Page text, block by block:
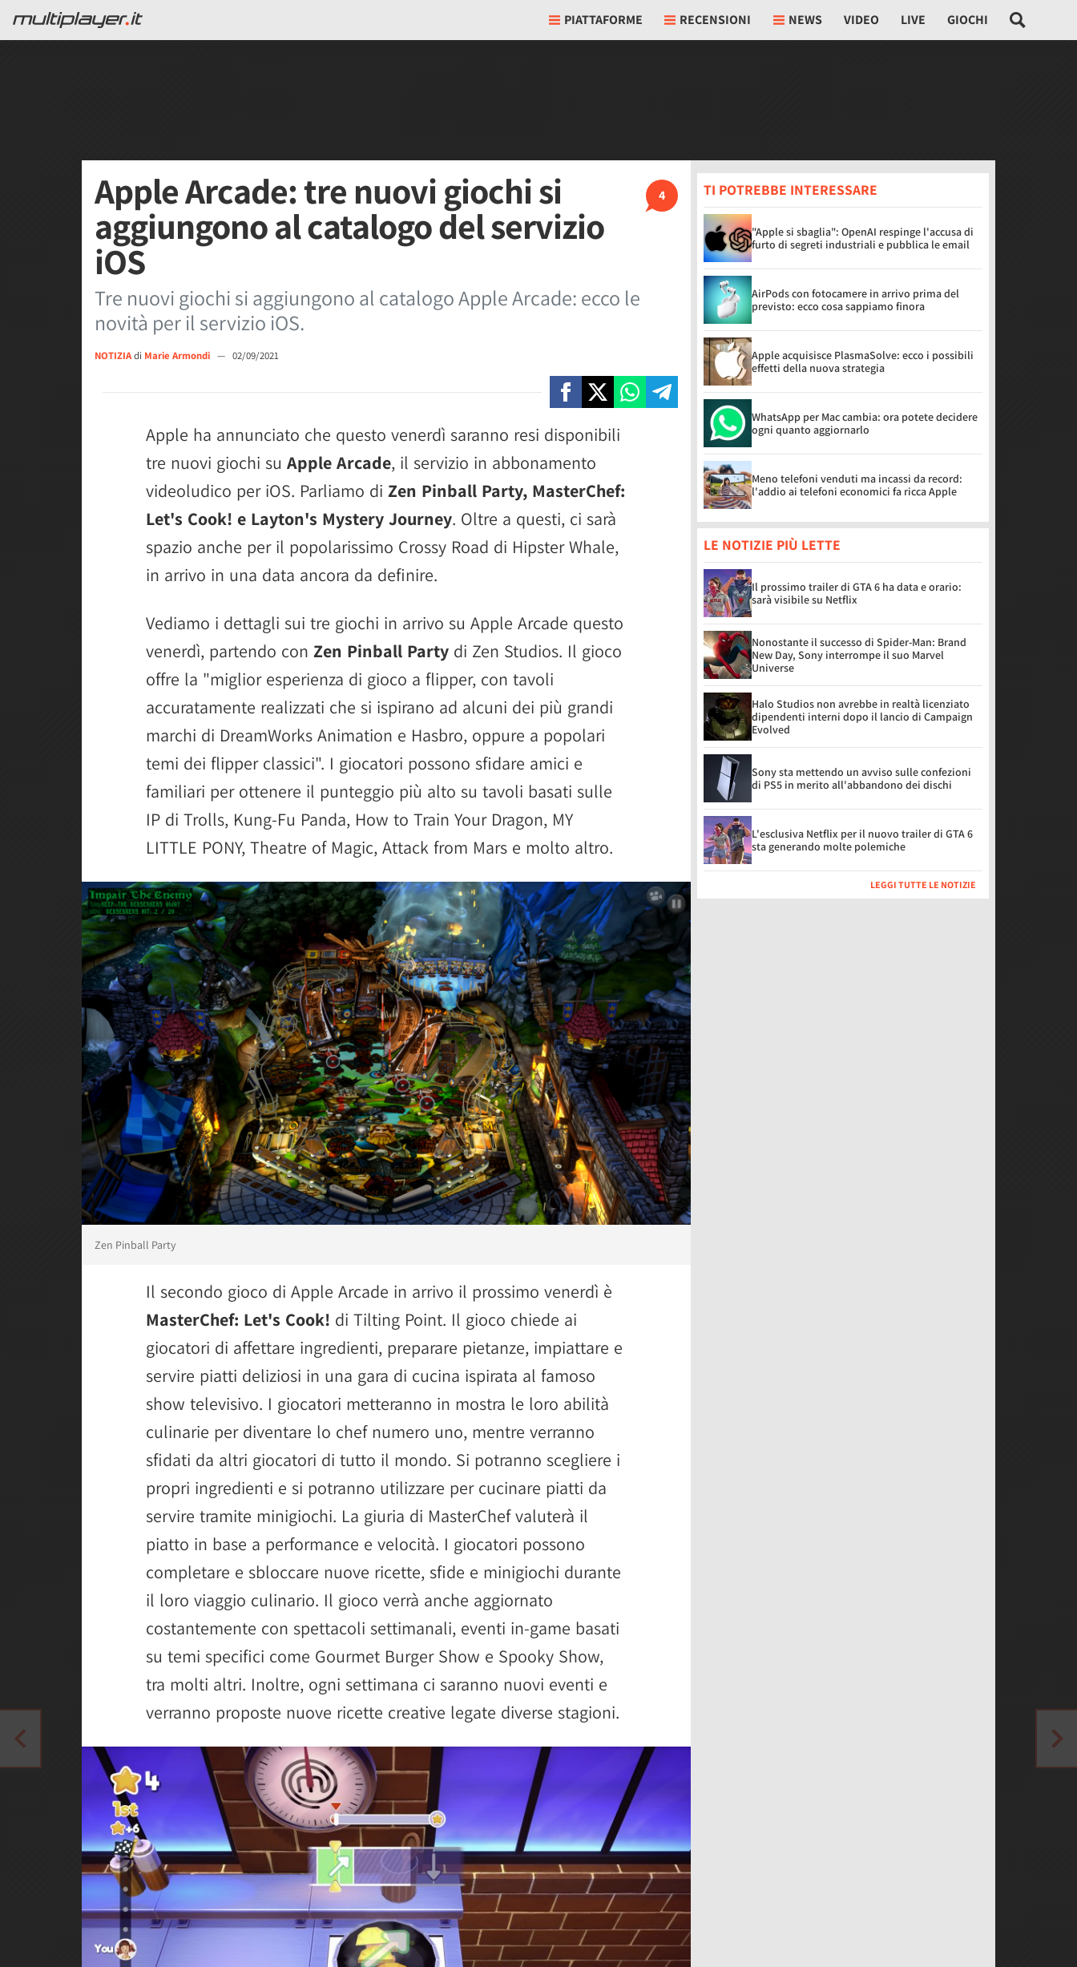
PIATTAFORME RECENSIONI NEWS VIDEO LIVE GIOCHI
4
Apple Arcade: tre nuovi giochi si
aggiungono al catalogo del servizio
iOS
Tre nuovi giochi si aggiungono al catalogo Apple Arcade: ecco le
novità per il servizio iOS.
NOTIZIAdi Marie Armondi — 02/09/2021
Apple ha annunciato che questo venerdì saranno resi disponibili
tre nuovi giochi su Apple Arcade, il servizio in abbonamento
videoludico per iOS. Parliamo di Zen Pinball Party, MasterChef:
Let's Cook! e Layton's Mystery Journey. Oltre a questi, ci sarà
spazio anche per il popolarissimo Crossy Road di Hipster Whale,
in arrivo in una data ancora da definire.
Vediamo i dettagli sui tre giochi in arrivo su Apple Arcade questo
venerdì, partendo con Zen Pinball Party di Zen Studios. Il gioco
offre la "miglior esperienza di gioco a flipper, con tavoli
accuratamente realizzati che si ispirano ad alcuni dei più grandi
marchi di DreamWorks Animation e Hasbro, oppure a popolari
temi dei flipper classici". I giocatori possono sfidare amici e
familiari per ottenere il punteggio più alto su tavoli basati sulle
IP di Trolls, Kung-Fu Panda, How to Train Your Dragon, MY
LITTLE PONY, Theatre of Magic, Attack from Mars e molto altro.
Zen Pinball Party
Il secondo gioco di Apple Arcade in arrivo il prossimo venerdì è
MasterChef: Let's Cook! di Tilting Point. Il gioco chiede ai
giocatori di affettare ingredienti, preparare pietanze, impiattare e
servire piatti deliziosi in una gara di cucina ispirata al famoso
show televisivo. I giocatori metteranno in mostra le loro abilità
culinarie per diventare lo chef numero uno, mentre verranno
sfidati da altri giocatori di tutto il mondo. Si potranno scegliere i
propri ingredienti e si potranno utilizzare per cucinare piatti da
servire tramite minigiochi. La giuria di MasterChef valuterà il
piatto in base a performance e velocità. I giocatori possono
completare e sbloccare nuove ricette, sfide e minigiochi durante
il loro viaggio culinario. Il gioco verrà anche aggiornato
costantemente con spettacoli settimanali, eventi in-game basati
su temi specifici come Gourmet Burger Show e Spooky Show,
tra molti altri. Inoltre, ogni settimana ci saranno nuovi eventi e
verranno proposte nuove ricette creative legate diverse stagioni.
TI POTREBBE INTERESSARE
"Apple si sbaglia": OpenAI respinge l'accusa di
furto di segreti industriali e pubblica le email
AirPods con fotocamere in arrivo prima del
previsto: ecco cosa sappiamo finora
Apple acquisisce PlasmaSolve: ecco i possibili
effetti della nuova strategia
WhatsApp per Mac cambia: ora potete decidere
ogni quanto aggiornarlo
Meno telefoni venduti ma incassi da record:
l'addio ai telefoni economici fa ricca Apple
LE NOTIZIE PIÙ LETTE
Il prossimo trailer di GTA 6 ha data e orario:
sarà visibile su Netflix
Nonostante il successo di Spider-Man: Brand
New Day, Sony interrompe il suo Marvel
Universe
Halo Studios non avrebbe in realtà licenziato
dipendenti interni dopo il lancio di Campaign
Evolved
Sony sta mettendo un avviso sulle confezioni
di PS5 in merito all'abbandono dei dischi
L'esclusiva Netflix per il nuovo trailer di GTA 6
sta generando molte polemiche
LEGGI TUTTE LE NOTIZIE